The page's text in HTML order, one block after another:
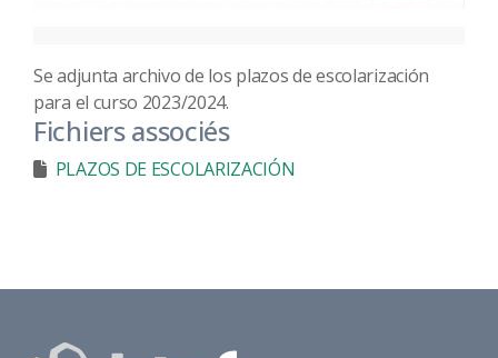
Se adjunta archivo de los plazos de escolarización
para el curso 2023/2024.
Fichiers associés
PLAZOS DE ESCOLARIZACIÓN